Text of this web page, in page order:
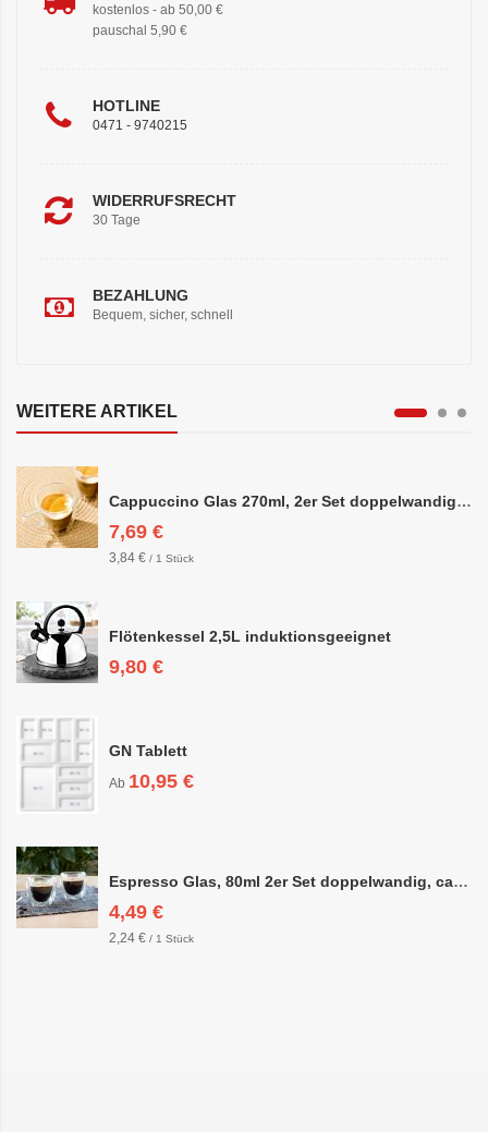
kostenlos - ab 50,00 €
pauschal 5,90 €
HOTLINE
0471 - 9740215
WIDERRUFSRECHT
30 Tage
BEZAHLUNG
Bequem, sicher, schnell
WEITERE ARTIKEL
Cappuccino Glas 270ml, 2er Set doppelwandig, ca. 8,5 x 10cm
7,69 €
3,84 € / 1 Stück
Flötenkessel 2,5L induktionsgeeignet
9,80 €
GN Tablett
Ab 10,95 €
Espresso Glas, 80ml 2er Set doppelwandig, ca. 6,3 x 6,4cm
4,49 €
2,24 € / 1 Stück